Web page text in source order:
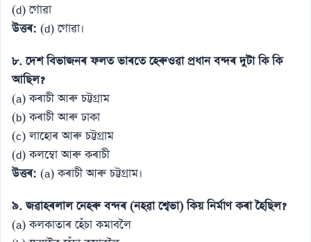
(d) গোৱা
উত্তৰ: (d) গোৱা।
৮. দেশ বিভাজনৰ ফলত ভাৰতে হেৰুওৱা প্ৰধান বন্দৰ দুটা কি কি
আছিল?
(a) কৰাচী আৰু চট্টগ্ৰাম
(b) কৰাচী আৰু ঢাকা
(c) লাহোৰ আৰু চট্টগ্ৰাম
(d) কলম্বো আৰু কৰাচী
উত্তৰ: (a) কৰাচী আৰু চট্টগ্ৰাম।
৯. জৱাহৰলাল নেহৰু বন্দৰ (নহৱা শ্বেভা) কিয় নিৰ্মাণ কৰা হৈছিল?
(a) কলকাতাৰ হেঁচা কমাবলৈ